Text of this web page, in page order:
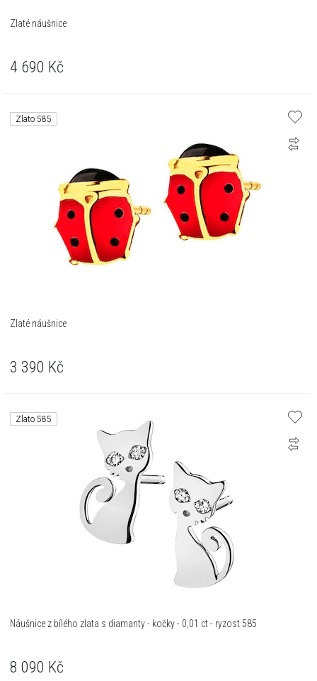
Zlaté náušnice
4 690 Kč
Zlato 585
Zlaté náušnice
3 390 Kč
Zlato 585
Náušnice z bílého zlata s diamanty - kočky - 0,01 ct - ryzost 585
8 090 Kč